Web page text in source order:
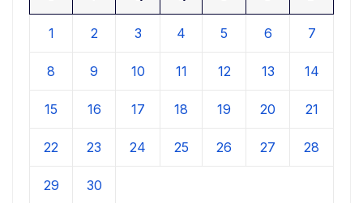
1 2 3 4 5 6 7
8 9 10 11 12 13 14
15 16 17 18 19 20 21
22 23 24 25 26 27 28
29 30